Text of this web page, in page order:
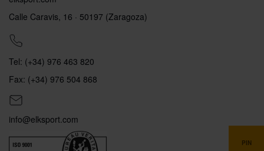
Calle Caravis, 16 · 50197 (Zaragoza)
Tel: (+34) 976 463 820
Fax: (+34) 976 504 868
info@elksport.com
PIN